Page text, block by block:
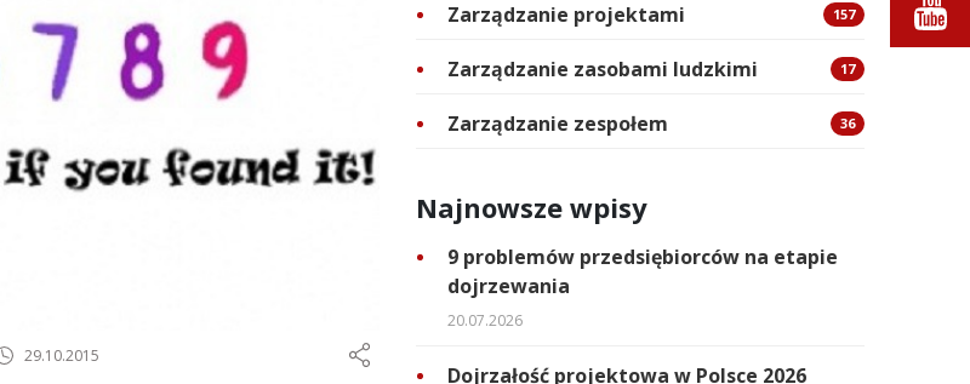
29.10.2015
Zarządzanie projektami 157
Zarządzanie zasobami ludzkimi 17
Zarządzanie zespołem 36
Najnowsze wpisy
9 problemów przedsiębiorców na etapie
dojrzewania
20.07.2026
Dojrzałość projektowa w Polsce 2026